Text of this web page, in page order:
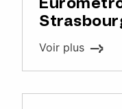
Voir plus